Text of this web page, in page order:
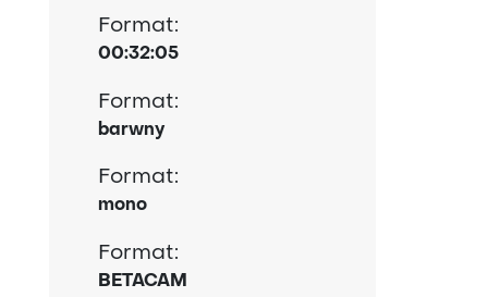
Format:
00:32:05
Format:
barwny
Format:
mono
Format:
BETACAM